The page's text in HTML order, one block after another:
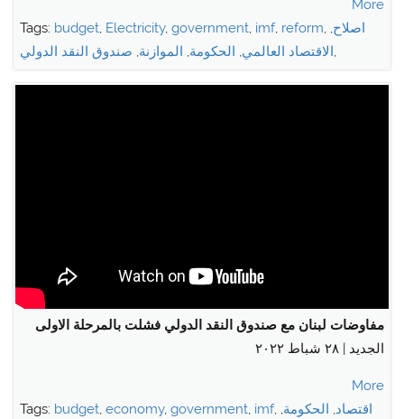
More
Tags: budget, Electricity, government, imf, reform, اصلاح,
الاقتصاد العالمي, الحكومة, الموازنة, صندوق النقد الدولي ,
مفاوضات لبنان مع صندوق النقد الدولي فشلت بالمرحلة الاولى
الجديد | ٢٨ شباط ٢٠٢٢
More
Tags: budget, economy, government, imf, اقتصاد, الحكومة,